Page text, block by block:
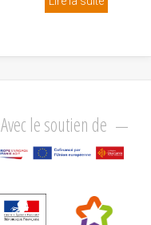
Avec le soutien de